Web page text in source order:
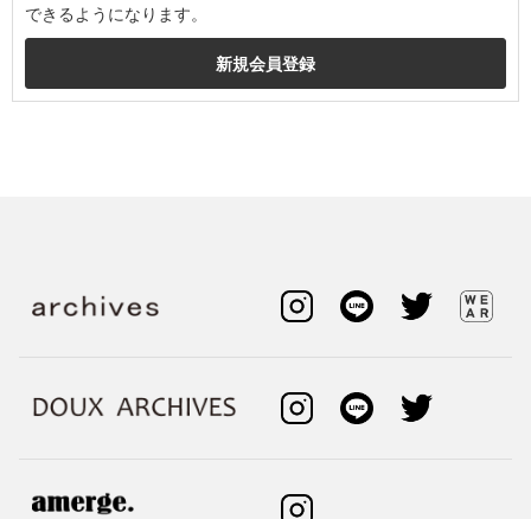
できるようになります。